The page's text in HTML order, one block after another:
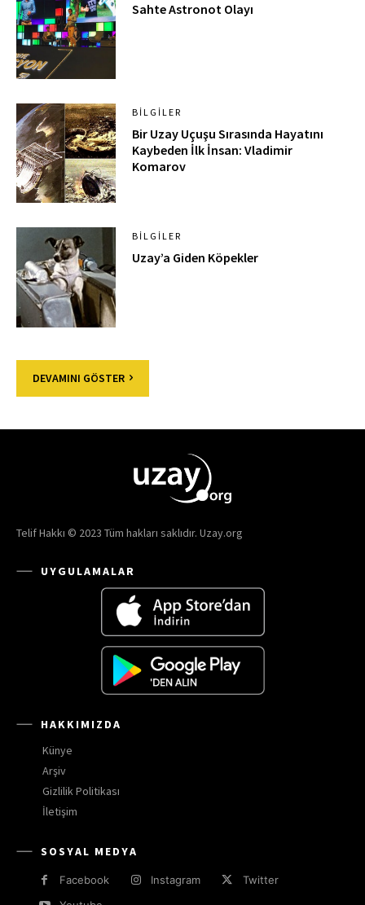
Sahte Astronot Olayı
BILGILER
Bir Uzay Uçuşu Sırasında Hayatını
Kaybeden İlk İnsan: Vladimir
Komarov
BILGILER
Uzay’a Giden Köpekler
DEVAMINI GÖSTER
Telif Hakkı © 2023 Tüm hakları saklıdır. Uzay.org
UYGULAMALAR
HAKKIMIZDA
Künye
Arşiv
Gizlilik Politikası
İletişim
SOSYAL MEDYA
Facebook Instagram
Twitter